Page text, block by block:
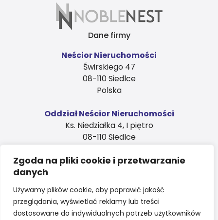
Zgoda na pliki cookie i przetwarzanie
danych
Używamy plików cookie, aby poprawić jakość
przeglądania, wyświetlać reklamy lub treści
dostosowane do indywidualnych potrzeb użytkowników
Dane firmy
Neścior Nieruchomości
Świrskiego 47
08-110 Siedlce
Polska
Oddział Neścior Nieruchomości
Ks. Niedziałka 4, I piętro
08-110 Siedlce
Kontakt
+48 734 866 166